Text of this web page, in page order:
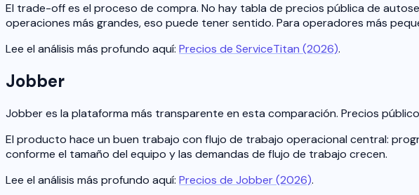
El trade-off es el proceso de compra. No hay tabla de precios pública de
operaciones más grandes, eso puede tener sentido. Para operadores más
Lee el análisis más profundo aquí: Precios de ServiceTitan (2026).
Jobber
Jobber es la plataforma más transparente en esta comparación. Precios
El producto hace un buen trabajo con flujo de trabajo operacional central:
conforme el tamaño del equipo y las demandas de flujo de trabajo crecen.
Lee el análisis más profundo aquí: Precios de Jobber (2026).